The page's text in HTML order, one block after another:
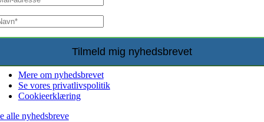
Mere om nyhedsbrevet
Se vores privatlivspolitik
Cookieerklæring
alle nyhedsbreve